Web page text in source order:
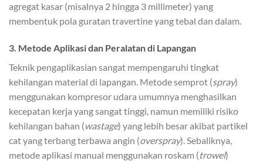
agregat kasar (misalnya 2 hingga 3 millimeter) yang
membentuk pola guratan travertine yang tebal dan dalam.
3. Metode Aplikasi dan Peralatan di Lapangan
Teknik pengaplikasian sangat mempengaruhi tingkat
kehilangan material di lapangan. Metode semprot (spray)
menggunakan kompresor udara umumnya menghasilkan
kecepatan kerja yang sangat tinggi, namun memiliki risiko
kehilangan bahan (wastage) yang lebih besar akibat partikel
cat yang terbang terbawa angin (overspray). Sebaliknya,
metode aplikasi manual menggunakan roskam (trowel)